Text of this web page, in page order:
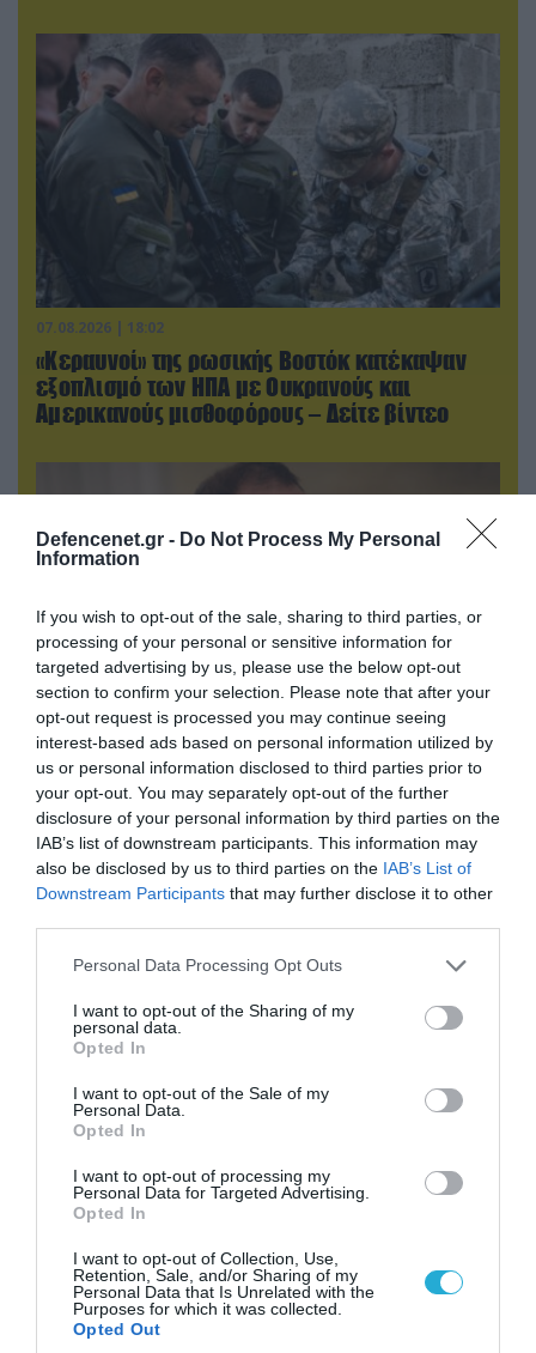
Defencenet.gr - Do Not Process My Personal
Information
If you wish to opt-out of the sale, sharing to third parties, or
processing of your personal or sensitive information for
targeted advertising by us, please use the below opt-out
section to confirm your selection. Please note that after your
opt-out request is processed you may continue seeing
interest-based ads based on personal information utilized by
us or personal information disclosed to third parties prior to
your opt-out. You may separately opt-out of the further
disclosure of your personal information by third parties on the
IAB’s list of downstream participants. This information may
also be disclosed by us to third parties on the IAB’s List of
Downstream Participants that may further disclose it to other
Please note that this website/app uses one or more Google
not limited to your visit or usage behaviour. You may click to
grant or deny consent to Google and its third-party tags to
use your data for below specified purposes in below Google
consent section.
Personal Data Processing Opt Outs
I want to opt-out of the Sharing of my
personal data.
Opted In
I want to opt-out of the Sale of my
Personal Data.
Opted In
I want to opt-out of processing my
Personal Data for Targeted Advertising.
Opted In
I want to opt-out of Collection, Use,
Retention, Sale, and/or Sharing of my
Personal Data that Is Unrelated with the
Purposes for which it was collected.
Opted Out
07.08.2026 | 18:02
«Κεραυνοί» της ρωσικής Βοστόκ κατέκαψαν
εξοπλισμό των ΗΠΑ με Ουκρανούς και
Αμερικανούς μισθοφόρους – Δείτε βίντεο
Ο Γιάννης Αλαφούζος «τέλειωσε» τον
Κωνσταντίνο Ζούλα από τον ΣΚΑΪ – Ο λόγος της
απομάκρυνσής του
08.08.2026 | 14:02
«Φώτισε» το Κίεβο μετά από χτύπημα με
Ουκρανός κατέγραψε τη στιγμή (βίντεο)